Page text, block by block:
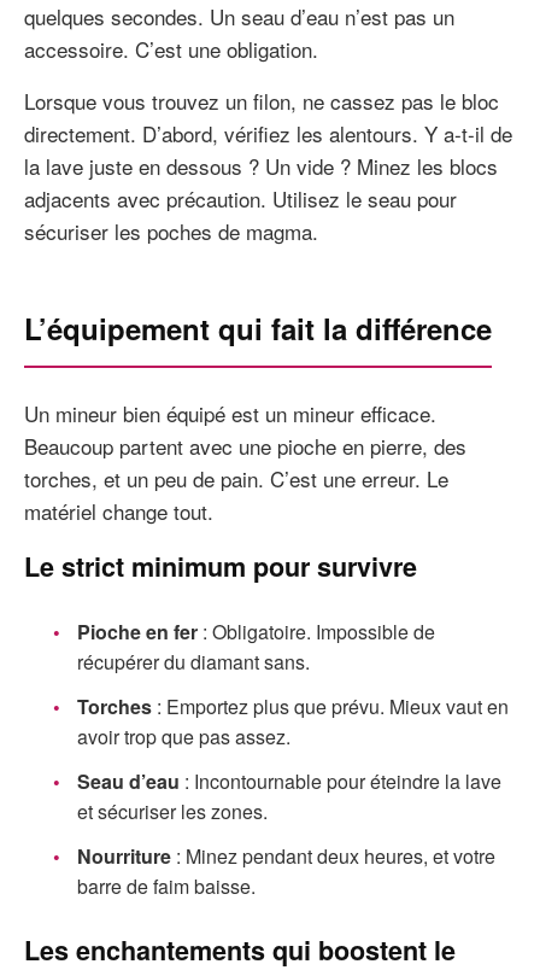
quelques secondes. Un seau d’eau n’est pas un
accessoire. C’est une obligation.
Lorsque vous trouvez un filon, ne cassez pas le bloc
directement. D’abord, vérifiez les alentours. Y a-t-il de
la lave juste en dessous ? Un vide ? Minez les blocs
adjacents avec précaution. Utilisez le seau pour
sécuriser les poches de magma.
L’équipement qui fait la différence
Un mineur bien équipé est un mineur efficace.
Beaucoup partent avec une pioche en pierre, des
torches, et un peu de pain. C’est une erreur. Le
matériel change tout.
Le strict minimum pour survivre
Pioche en fer : Obligatoire. Impossible de
récupérer du diamant sans.
Torches : Emportez plus que prévu. Mieux vaut en
avoir trop que pas assez.
Seau d’eau : Incontournable pour éteindre la lave
et sécuriser les zones.
Nourriture : Minez pendant deux heures, et votre
barre de faim baisse.
Les enchantements qui boostent le